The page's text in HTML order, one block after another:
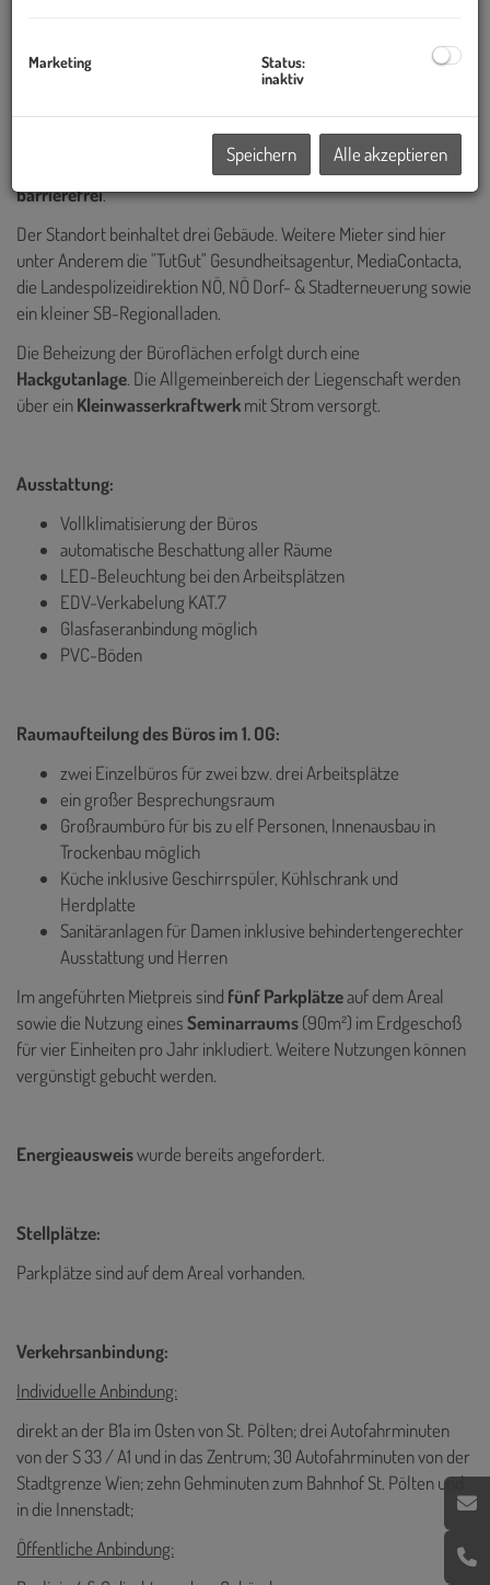
Rückseite des Gebäudes stehen Parkplätze inkl.
Vorplatz befindet sich eine NextBike Station.
Liftausgestattet und somit
barrierefrei.
Der Standort beinhaltet drei Gebäude. Weitere Mieter sind hier
unter Anderem die "TutGut" Gesundheitsagentur, MediaContacta,
die Landespolizeidirektion NÖ, NÖ Dorf- & Stadterneuerung sowie
ein kleiner SB-Regionalladen.
Die Beheizung der Büroflächen erfolgt durch eine
Hackgutanlage. Die Allgemeinbereich der Liegenschaft werden
über einKleinwasserkraftwerkmit Strom versorgt.
Ausstattung:
Vollklimatisierung der Büros
automatische Beschattung aller Räume
LED-Beleuchtung bei den Arbeitsplätzen
EDV-Verkabelung KAT.7
Glasfaseranbindung möglich
PVC-Böden
Raumaufteilung des Büros im 1. OG:
zwei Einzelbüros für zwei bzw. drei Arbeitsplätze
ein großer Besprechungsraum
Großraumbüro für bis zu elf Personen, Innenausbau in
Trockenbau möglich
Küche inklusive Geschirrspüler, Kühlschrank und
Herdplatte
Sanitäranlagen für Damen inklusive behindertengerechter
Ausstattung und Herren
Im angeführten Mietpreis sind fünfParkplätzeauf dem Areal
sowie die Nutzung einesSeminarraums(90m²) im Erdgeschoß
für vier Einheiten pro Jahr inkludiert. Weitere Nutzungen können
vergünstigt gebucht werden.
Energieausweiswurde bereits angefordert.
Stellplätze:
Parkplätze sind auf dem Areal vorhanden.
Verkehrsanbindung:
Individuelle Anbindung:
direkt an der B1a im Osten von St. Pölten; drei Autofahrminuten
von der S 33 / A1 und in das Zentrum; 30 Autofahrminuten von der
Stadtgrenze Wien; zehn Gehminuten zum Bahnhof St. Pölten und
in die Innenstadt;
Öffentliche Anbindung:
Marketing
Status:
inaktiv
Speichern Alle akzeptieren